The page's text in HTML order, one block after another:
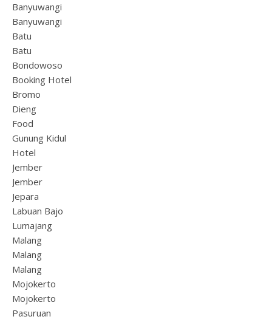
Banyuwangi
Banyuwangi
Batu
Batu
Bondowoso
Booking Hotel
Bromo
Dieng
Food
Gunung Kidul
Hotel
Jember
Jember
Jepara
Labuan Bajo
Lumajang
Malang
Malang
Malang
Mojokerto
Mojokerto
Pasuruan